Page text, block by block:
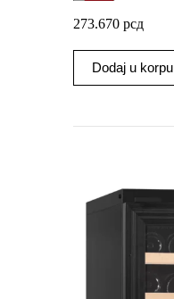
273.670 рсд
Dodaj u korpu